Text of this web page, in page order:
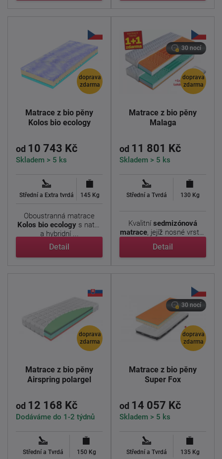
doprava
zdarma
Matrace z bio pěny
Kolos bio ecology
od 10 743 Kč
Skladem > 5 ks
Střední a Extra tvrdá 145 Kg
Oboustranná matrace
Kolos bio ecology s natur
a hybridní ...
Detail
doprava
zdarma
30 nocí
Matrace z bio pěny
Malaga
od 11 801 Kč
Skladem > 5 ks
Střední a Tvrdá 130 Kg
Kvalitnísedmizónová
matrace, jejíž nosné vrstvy
Detail
doprava
zdarma
Matrace z bio pěny
Airspring polargel
od 12 168 Kč
Dodáváme do 1-2 týdnů
Střední a Tvrdá 150 Kg
doprava
zdarma
30 nocí
Matrace z bio pěny
Super Fox
od 14 057 Kč
Skladem > 5 ks
Střední a Tvrdá 135 Kg